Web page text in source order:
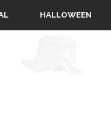
HALLOWEEN